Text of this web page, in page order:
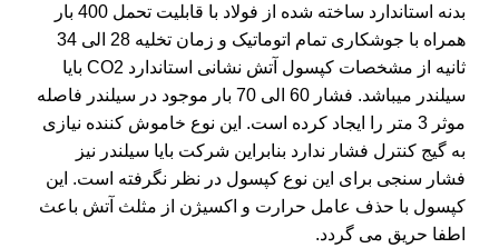
بدنه استاندارد ساخته شده از فولاد با قابلیت تحمل 400 بار
همراه با جوشکاری تمام اتوماتیک و زمان تخلیه 28 الی 34
ثانیه از مشخصات کپسول آتش نشانی استاندارد CO2 بایا
سیلندر میباشد. فشار 60 الی 70 بار موجود در سیلندر فاصله
موثر 3 متر را ایجاد کرده است. این نوع خاموش کننده نیازی
به گیج کنترل فشار ندارد بنابراین شرکت بایا سیلندر نیز
فشار سنجی برای این نوع کپسول در نظر نگرفته است. این
کپسول با حذف عامل حرارت و اکسیژن از مثلث آتش باعث
اطفا حریق می گردد.